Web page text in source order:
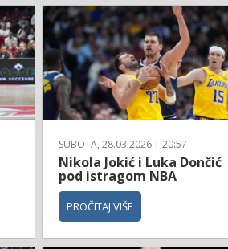
SUBOTA, 28.03.2026 | 20:57
Nikola Jokić i Luka Dončić
pod istragom NBA
PROČITAJ VIŠE